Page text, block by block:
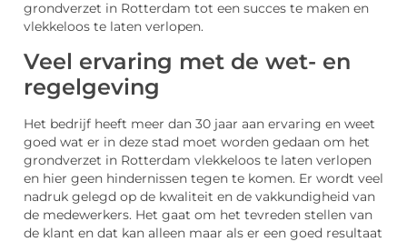
grondverzet in Rotterdam tot een succes te maken en
vlekkeloos te laten verlopen.
Veel ervaring met de wet- en
regelgeving
Het bedrijf heeft meer dan 30 jaar aan ervaring en weet
goed wat er in deze stad moet worden gedaan om het
grondverzet in Rotterdam vlekkeloos te laten verlopen
en hier geen hindernissen tegen te komen. Er wordt veel
nadruk gelegd op de kwaliteit en de vakkundigheid van
de medewerkers. Het gaat om het tevreden stellen van
de klant en dat kan alleen maar als er een goed resultaat